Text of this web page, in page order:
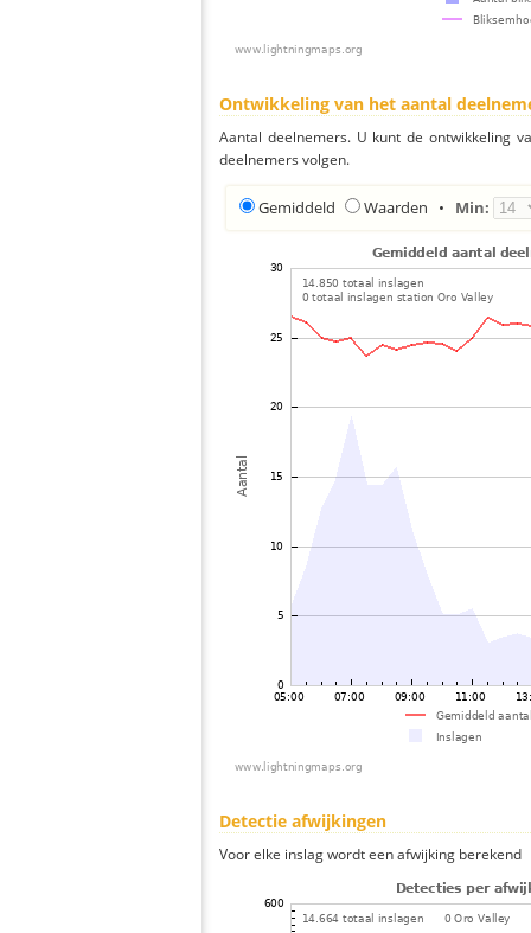
Ontwikkeling van het aantal
Aantal deelnemers. U kunt de ontwikkeling
deelnemers volgen.
Gemiddeld Waarden • Min:
Detectie afwijkingen
Voor elke inslag wordt een afwijking berekend